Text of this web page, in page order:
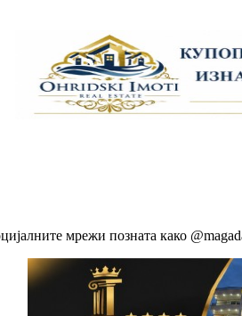
мрежи позната како